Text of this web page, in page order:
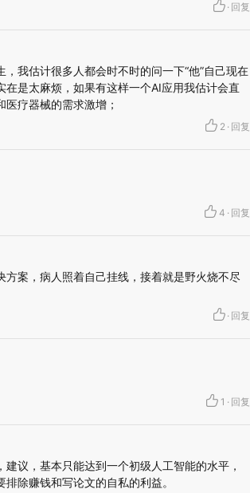
· 回复
我估计很多人都会时不时的问一下“他”自己现在
是太麻烦，如果有这样一个AI应用我估计会直
疗器械的需求激增；
2 · 回复
4 · 回复
案，病人照着自己挂线，接着就是野火烧不尽
· 回复
1 · 回复
议，基本只能达到一个初级人工智能的水平，
除赚钱和写论文的自私的利益。